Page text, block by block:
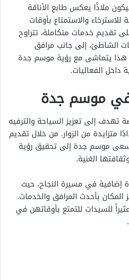
ملاذًا يعكس طابع الأناقة
للاسترخاء والاستمتاع بأوقات
تقديم خدمات متكاملة، تتراوح
الشاطئ، إلى جانب مرافق
هذا يتماشى مع رؤية موسم جدة
داخل الفعاليات.
في موسم جدة
موسم جدة 2025 منصة تهدف إلى تعزيز السياحة والترفيه
متزايدة من الزوار. من خلال تقديم
يسعى موسم جدة إلى تحقيق رؤية
الغنية.
في مسيرة النجاح، حيث
بأحدث المرافق والخدمات.
للسيدات للتمتع بأوقاتهن في